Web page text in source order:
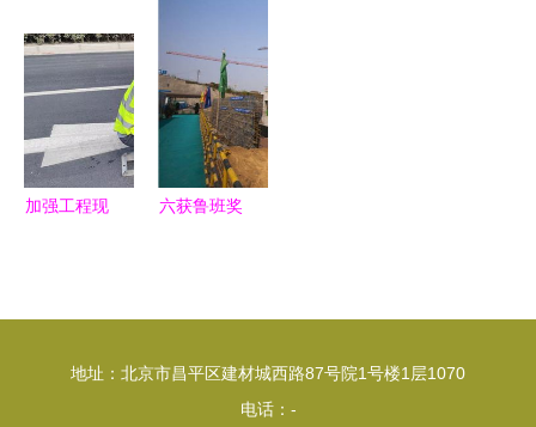
桩基施工稳
步推进 建
设工程成果
初显
点图录解析
加强工程现
的实践与思
六获鲁班奖
地址：北京市昌平区建材城西路87号院1号楼1层1070
电话：-